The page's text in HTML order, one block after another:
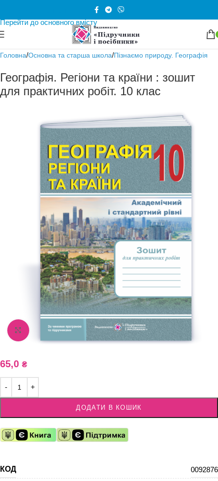
Перейти до основного вмісту
Головна/Основна та старша школа/Пізнаємо природу. Географія
Географія. Регіони та країни : зошит
для практичних робіт. 10 клас
Збільшити зображення
65,0 ₴
ДОДАТИ В КОШИК
КОД 0092876